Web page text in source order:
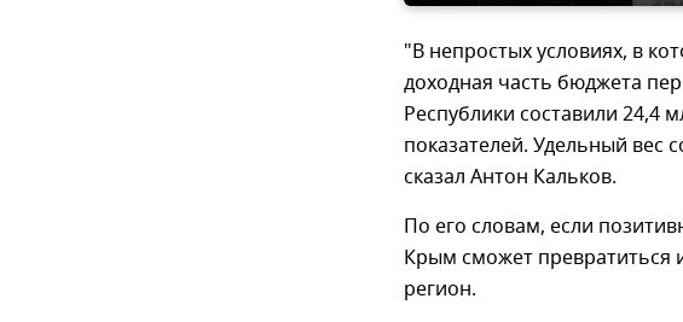
"В непростых условиях, в
доходная часть бюджета
Республики составили 24,4
показателей. Удельный вес
сказал Антон Кальков.
По его словам, если
Крым сможет превратиться
регион.